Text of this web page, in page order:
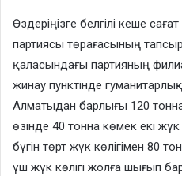
Өздеріңізге белгілі кеше
партиясы төрағасының
қаласындағы партияның
жинау пунктінде
Алматыдан барлығы 120
өзінде 40 тонна көмек екі
бүгін төрт жүк көлігімен 80
үш жүк көлігі жолға шығып